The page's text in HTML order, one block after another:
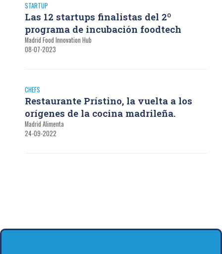
STARTUP
Las 12 startups finalistas del 2º
programa de incubación foodtech
Madrid Food Innovation Hub
08-07-2023
CHEFS
Restaurante Prístino, la vuelta a los
orígenes de la cocina madrileña.
Madrid Alimenta
24-09-2022